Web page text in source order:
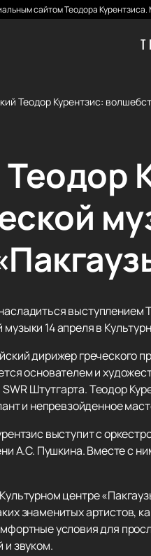
сайтом Теодора
Теодор Курентзис:
выступлением
14 апреля в
дирижер греческого
основателем и
Штутгарта. Теодор
и непревзойденное
выступит с
А.С. Пушкина. Вместе с
центре
знаменитых артистов,
условия для
и звуком.